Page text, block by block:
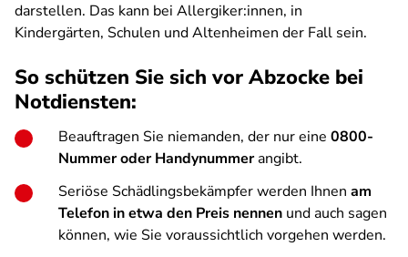
darstellen. Das kann bei Allergiker:innen, in
Kindergärten, Schulen und Altenheimen der Fall sein.
So schützen Sie sich vor Abzocke bei
Notdiensten:
Beauftragen Sie niemanden, der nur eine 0800-
Nummer oder Handynummerangibt.
Seriöse Schädlingsbekämpfer werden Ihnen am
Telefon in etwa den Preis nennen und auch sagen
können, wie Sie voraussichtlich vorgehen werden.